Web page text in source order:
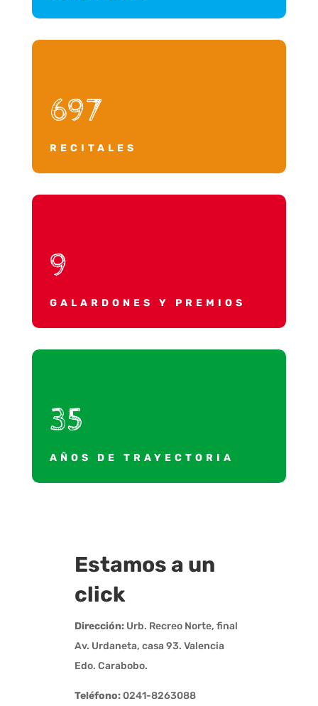
697
RECITALES
9
GALARDONES Y PREMIOS
35
AÑOS DE TRAYECTORIA
Estamos a un
click
Dirección:Urb. Recreo Norte, final
Av. Urdaneta, casa 93. Valencia
Edo. Carabobo.
Teléfono:0241-8263088